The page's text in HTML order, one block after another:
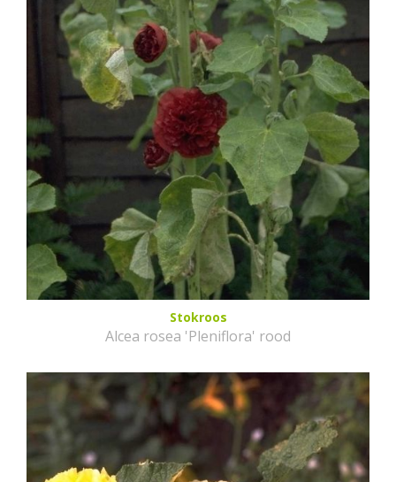
Stokroos
Alcea rosea 'Pleniflora' rood